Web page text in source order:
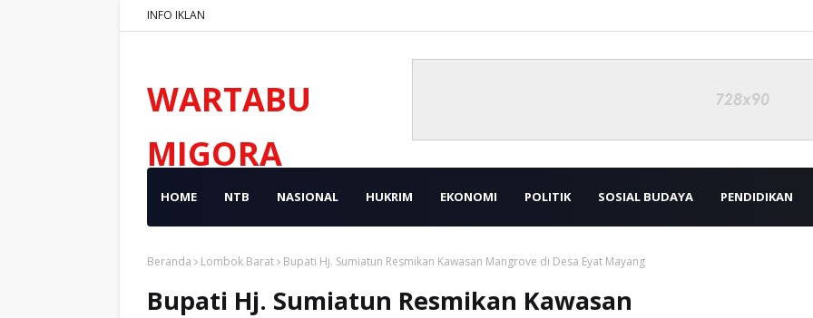
INFO IKLAN
WARTABU
MIGORA
HOME NTB NASIONAL HUKRIM EKONOMI POLITIK SOSIAL BUDAYA PENDIDIKAN
Beranda Lombok Barat Bupati Hj. Sumiatun Resmikan Kawasan Mangrove di Desa Eyat Mayang
Bupati Hj. Sumiatun Resmikan Kawasan